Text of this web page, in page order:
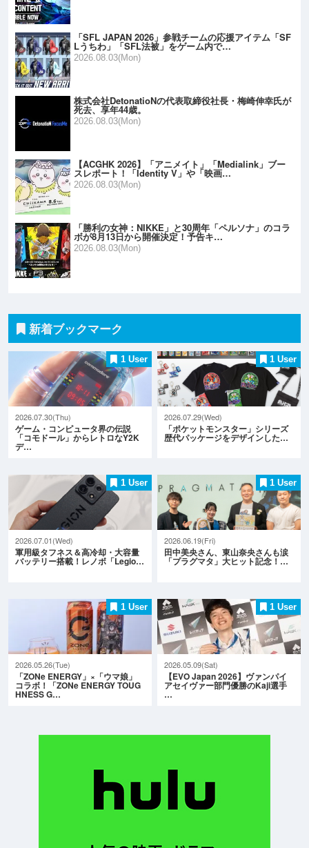
「SFL JAPAN 2026」参戦チームの応援アイテム「SF
Lうちわ」「SFL法被」をゲーム内で…
2026.08.03(Mon)
株式会社DetonatioNの代表取締役社長・梅崎伸幸氏が
死去、享年44歳。
2026.08.03(Mon)
【ACGHK 2026】「アニメイト」「Medialink」ブー
スレポート！「Identity V」や「映画…
2026.08.03(Mon)
「勝利の女神：NIKKE」と30周年「ペルソナ」のコラ
ボが8月13日から開催決定！予告キ…
2026.08.03(Mon)
新着ブックマーク
1 User
2026.07.30(Thu)
ゲーム・コンピュータ界の伝説
「コモドール」からレトロなY2K
デ…
1 User
2026.07.29(Wed)
「ポケットモンスター」シリーズ
歴代パッケージをデザインした…
1 User
2026.07.01(Wed)
軍用級タフネス＆高冷却・大容量
バッテリー搭載！レノボ「Legio…
1 User
2026.06.19(Fri)
田中美央さん、東山奈央さんも涙
「プラグマタ」大ヒット記念！…
1 User
2026.05.26(Tue)
「ZONe ENERGY」×「ウマ娘」
コラボ！「ZONe ENERGY TOUG
HNESS G…
1 User
2026.05.09(Sat)
【EVO Japan 2026】ヴァンパイ
アセイヴァー部門優勝のKaji選手
…